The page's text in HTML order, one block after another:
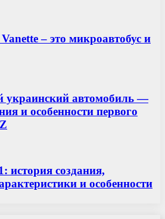
– это микроавтобус и
украинский автомобиль —
и особенности первого
история создания,
и особенности